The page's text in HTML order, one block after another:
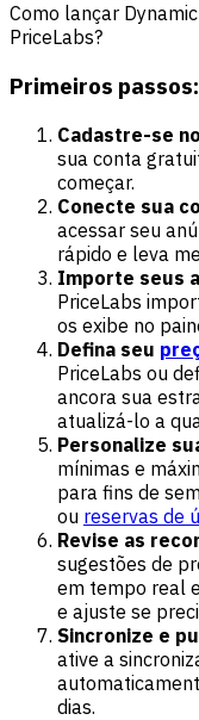
Como lançar
PriceLabs?
Primeiros
Cadastre-se
sua conta
começar.
Conecte sua
acessar seu
rápido e leva
Importe seus
PriceLabs
os exibe no
Defina seu
PriceLabs ou
ancora sua
atualizá-lo a
Personalize
mínimas e
para fins de
ou reservas de
Revise as
sugestões de
em tempo real
e ajuste se
Sincronize e
ative a
dias.